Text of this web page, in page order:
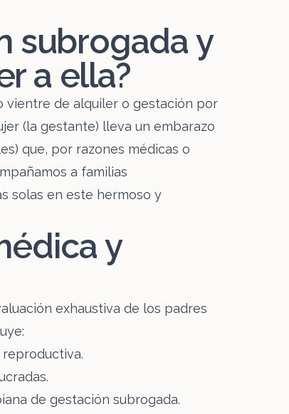
subrogada y
a ella?
vientre de alquiler o gestación por
(la gestante) lleva un embarazo
que, por razones médicas o
a familias
solas en este hermoso y
y
exhaustiva de los padres
de gestación subrogada.